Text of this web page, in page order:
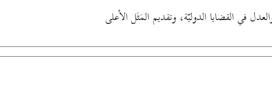
في القضايا الدوليّة، وتقديم المَثَل الأعلى